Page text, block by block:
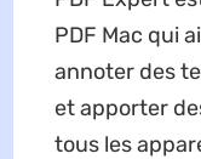
PDF Mac qui
annoter des
et apporter
tous les